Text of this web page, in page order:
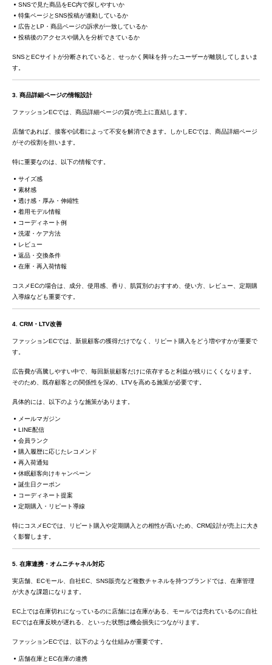
SNSで見た商品をEC内で探しやすいか
特集ページとSNS投稿が連動しているか
広告とLP・商品ページの訴求が一致しているか
投稿後のアクセスや購入を分析できているか
SNSとECサイトが分断されていると、せっかく興味を持ったユーザーが離脱してしまいま
す。
3. 商品詳細ページの情報設計
ファッションECでは、商品詳細ページの質が売上に直結します。
店舗であれば、接客や試着によって不安を解消できます。しかしECでは、商品詳細ページ
がその役割を担います。
特に重要なのは、以下の情報です。
サイズ感
素材感
透け感・厚み・伸縮性
着用モデル情報
コーディネート例
洗濯・ケア方法
レビュー
返品・交換条件
在庫・再入荷情報
コスメECの場合は、成分、使用感、香り、肌質別のおすすめ、使い方、レビュー、定期購
入導線なども重要です。
4. CRM・LTV改善
ファッションECでは、新規顧客の獲得だけでなく、リピート購入をどう増やすかが重要で
す。
広告費が高騰しやすい中で、毎回新規顧客だけに依存すると利益が残りにくくなります。
そのため、既存顧客との関係性を深め、LTVを高める施策が必要です。
具体的には、以下のような施策があります。
メールマガジン
LINE配信
会員ランク
購入履歴に応じたレコメンド
再入荷通知
休眠顧客向けキャンペーン
誕生日クーポン
コーディネート提案
定期購入・リピート導線
特にコスメECでは、リピート購入や定期購入との相性が高いため、CRM設計が売上に大き
く影響します。
5. 在庫連携・オムニチャネル対応
実店舗、ECモール、自社EC、SNS販売など複数チャネルを持つブランドでは、在庫管理
が大きな課題になります。
EC上では在庫切れになっているのに店舗には在庫がある、モールでは売れているのに自社
ECでは在庫反映が遅れる、といった状態は機会損失につながります。
ファッションECでは、以下のような仕組みが重要です。
店舗在庫とEC在庫の連携